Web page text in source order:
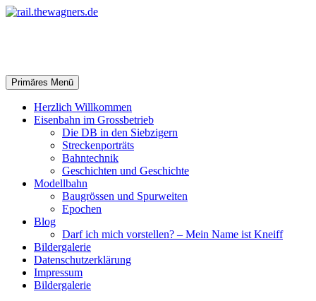
Zum
Suchen
Primäres Menü
Herzlich Willkommen
Eisenbahn im Grossbetrieb
Die DB in den Siebzigern
Streckenporträts
Bahntechnik
Geschichten und Geschichte
Modellbahn
Baugrössen und Spurweiten
Epochen
Blog
Darf ich mich vorstellen? – Mein Name ist Kneiff
Bildergalerie
Datenschutzerklärung
Impressum
Bildergalerie